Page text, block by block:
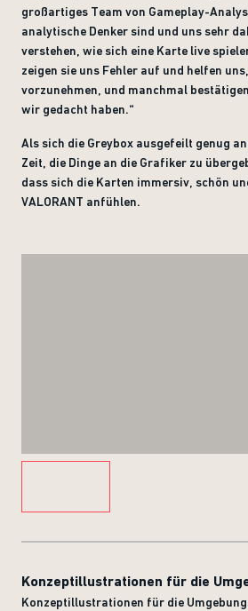
großartiges Team von Gameplay-
analytische Denker sind und uns sehr
verstehen, wie sich eine Karte live
zeigen sie uns Fehler auf und helfen
vorzunehmen, und manchmal
wir gedacht haben.“
Als sich die Greybox ausgefeilt genug
Zeit, die Dinge an die Grafiker zu
dass sich die Karten immersiv, schön
VALORANT anfühlen.
Konzeptillustrationen für die
Konzeptillustrationen für die